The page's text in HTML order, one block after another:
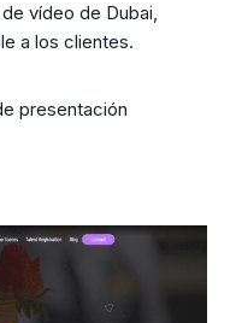
vídeo de Dubai,
a los clientes.
presentación